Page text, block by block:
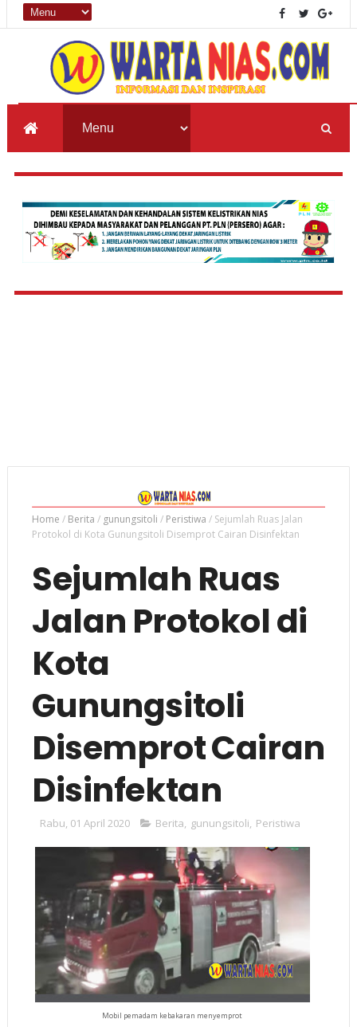
Home / Berita / gunungsitoli / Peristiwa / Sejumlah Ruas Jalan
Protokol di Kota Gunungsitoli Disemprot Cairan Disinfektan
Sejumlah Ruas
Jalan Protokol di
Kota
Gunungsitoli
Disemprot Cairan
Disinfektan
Rabu, 01 April 2020 Berita, gunungsitoli, Peristiwa
Mobil pemadam kebakaran menyemprot